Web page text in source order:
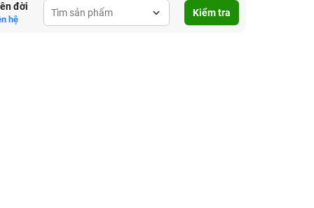
đời
hệ
Kiểm tra